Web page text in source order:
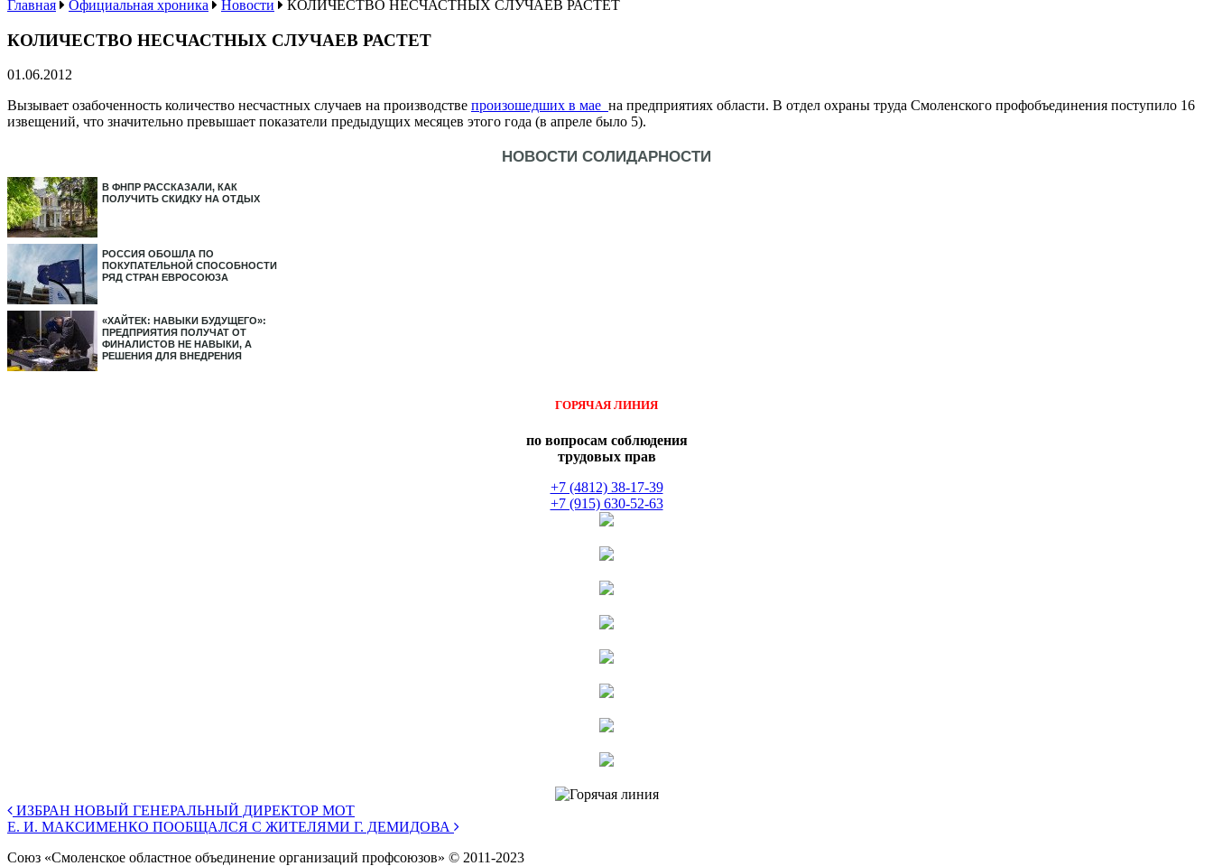
Главная Официальная хроника Новости КОЛИЧЕСТВО НЕСЧАСТНЫХ СЛУЧАЕВ РАСТЕТ
КОЛИЧЕСТВО НЕСЧАСТНЫХ СЛУЧАЕВ РАСТЕТ
01.06.2012
Вызывает озабоченность количество несчастных случаев на производстве произошедших в мае на предприятиях области. В отдел охраны труда Смоленского профобъединения поступило 16
извещений, что значительно превышает показатели предыдущих месяцев этого года (в апреле было 5).
НОВОСТИ СОЛИДАРНОСТИ
В ФНПР РАССКАЗАЛИ, КАК
ПОЛУЧИТЬ СКИДКУ НА ОТДЫХ
РОССИЯ ОБОШЛА ПО
ПОКУПАТЕЛЬНОЙ СПОСОБНОСТИ
РЯД СТРАН ЕВРОСОЮЗА
«ХАЙТЕК: НАВЫКИ БУДУЩЕГО»:
ПРЕДПРИЯТИЯ ПОЛУЧАТ ОТ
ФИНАЛИСТОВ НЕ НАВЫКИ, А
РЕШЕНИЯ ДЛЯ ВНЕДРЕНИЯ
ГОРЯЧАЯ ЛИНИЯ
по вопросам соблюдения
трудовых прав
+7 (4812) 38-17-39
+7 (915) 630-52-63
ИЗБРАН НОВЫЙ ГЕНЕРАЛЬНЫЙ ДИРЕКТОР МОТ
Е. И. МАКСИМЕНКО ПООБЩАЛСЯ С ЖИТЕЛЯМИ Г. ДЕМИДОВА
Союз «Смоленское областное объединение организаций профсоюзов» © 2011-2023